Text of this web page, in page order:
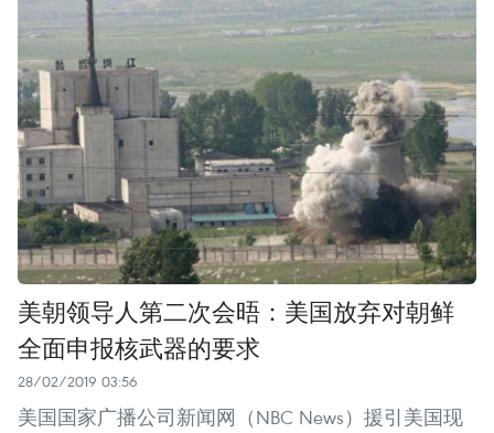
美朝领导人第二次会晤：美国放弃对朝鲜
全面申报核武器的要求
28/02/2019 03:56
美国国家广播公司新闻网（NBC News）援引美国现